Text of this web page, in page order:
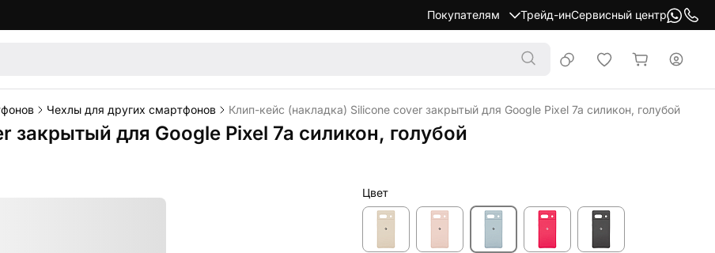
Покупателям Трейд-инСервисный центр
Чехлы для других смартфонов Клип-кейс (накладка) Silicone cover закрытый для Google Pixel 7a силикон, голубой
для Google Pixel 7a силикон, голубой
Цвет